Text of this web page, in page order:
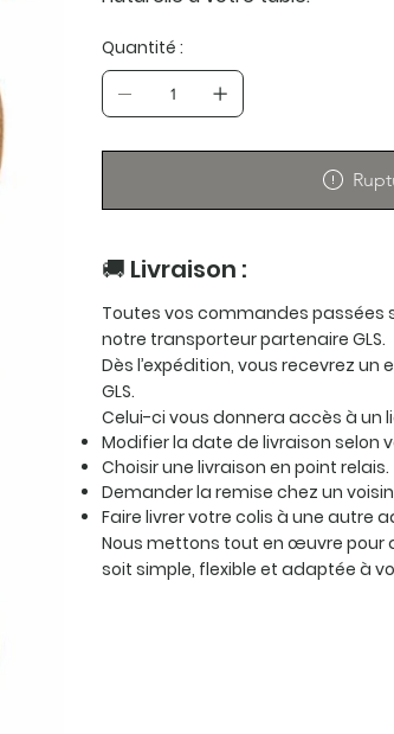
Quantité :
🚚 Livraison :
Toutes vos commandes passées
notre transporteur partenaireGLS.
Dès l’expédition, vous recevrez
GLS.
Celui-ci vous donnera accès à un
Modifier la date de livraison selon
Choisir une livraison en point relais.
Demander la remise chez un
Faire livrer votre colis à une autre
Nous mettons tout en œuvre pour
soit simple, flexible et adaptée à